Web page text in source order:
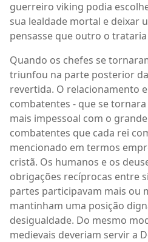
guerreiro viking podia
sua lealdade mortal e deixar
pensasse que outro o
Quando os chefes se
triunfou na parte posterior
revertida. O relacionamento
combatentes - que se
mais impessoal com o
combatentes que cada rei
mencionado em termos
cristã. Os humanos e os
obrigações recíprocas entre
partes participavam mais ou
mantinham uma posição
desigualdade. Do mesmo
medievais deveriam servir a